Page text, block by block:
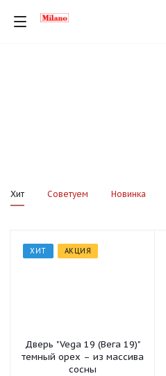
Хит Советуем Новинка
ХИТ АКЦИЯ
Дверь "Vega 19 (Вега 19)"
темный орех – из массива
сосны